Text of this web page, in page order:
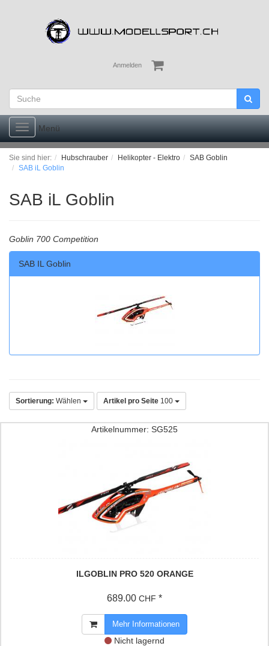
Anmelden
Toggle
navigation
Menü
Sie sind hier: Hubschrauber Helikopter - Elektro
SAB Goblin
SAB iL Goblin
SAB iL Goblin
Goblin 700 Competition
SAB IL Goblin
Sortierung: Wählen Artikel pro Seite 100
Artikelnummer: SG525
ILGOBLIN PRO 520 ORANGE
689.00 CHF *
Mehr Informationen
Nicht lagernd